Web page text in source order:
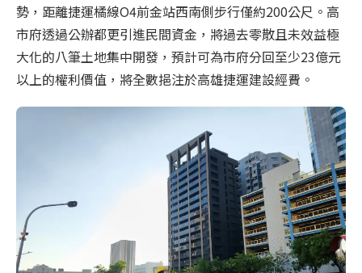
勢，距離捷運橘線O4前金站西南側步行僅約200公尺。高
市府透過公辦都更引進民間資金，將過去零散且未效益極
大化的八筆土地集中開發，預計可為市府分回至少23億元
以上的權利價值，將全數挹注於高雄捷運建設經費。